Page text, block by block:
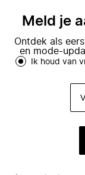
Meld je
Ontdek als
en mode-
Ik houd van